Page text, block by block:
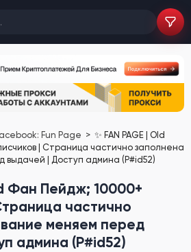
Fun Page
✨ FAN PAGE | Old
| Страница частично заполнена
выдачей | Доступ админа (P#id52)
Фан Пейдж; 10000+
частично
меняем перед
админа (P#id52)